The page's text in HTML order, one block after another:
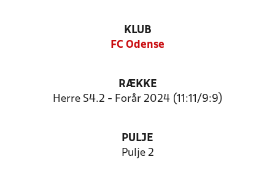
KLUB
FC Odense
RÆKKE
Herre S4.2 - Forår 2024 (11:11/9:9)
PULJE
Pulje 2